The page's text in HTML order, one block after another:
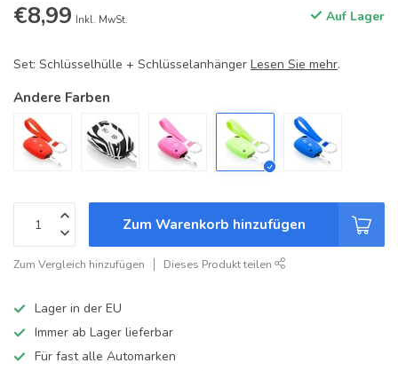
€8,99 Inkl. MwSt. Auf Lager
Set: Schlüsselhülle + Schlüsselanhänger Lesen Sie mehr.
Andere Farben
Zum Warenkorb hinzufügen
Zum Vergleich hinzufügen Dieses Produkt teilen
Lager in der EU
Immer ab Lager lieferbar
Für fast alle Automarken